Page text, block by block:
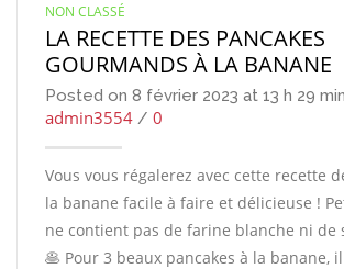
NON CLASSÉ
LA RECETTE DES PANCAKES
GOURMANDS À LA BANANE
Posted on 8 février 2023 at 13 h 29
admin3554 / 0
Vous vous régalerez avec cette recette
la banane facile à faire et délicieuse !
ne contient pas de farine blanche ni de
🥞 Pour 3 beaux pancakes à la banane,